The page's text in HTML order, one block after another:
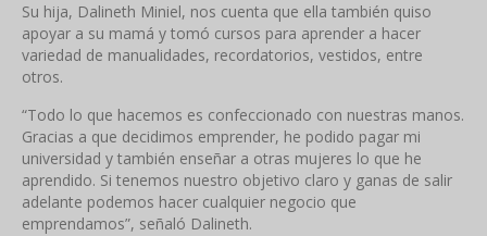
Su hija, Dalineth Miniel, nos cuenta que ella también quiso
apoyar a su mamá y tomó cursos para aprender a hacer
variedad de manualidades, recordatorios, vestidos, entre
otros.
“Todo lo que hacemos es confeccionado con nuestras manos.
Gracias a que decidimos emprender, he podido pagar mi
universidad y también enseñar a otras mujeres lo que he
aprendido. Si tenemos nuestro objetivo claro y ganas de salir
adelante podemos hacer cualquier negocio que
emprendamos”, señaló Dalineth.